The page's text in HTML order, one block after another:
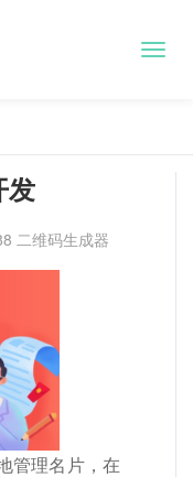
发
二维码生成器
管理名片，在